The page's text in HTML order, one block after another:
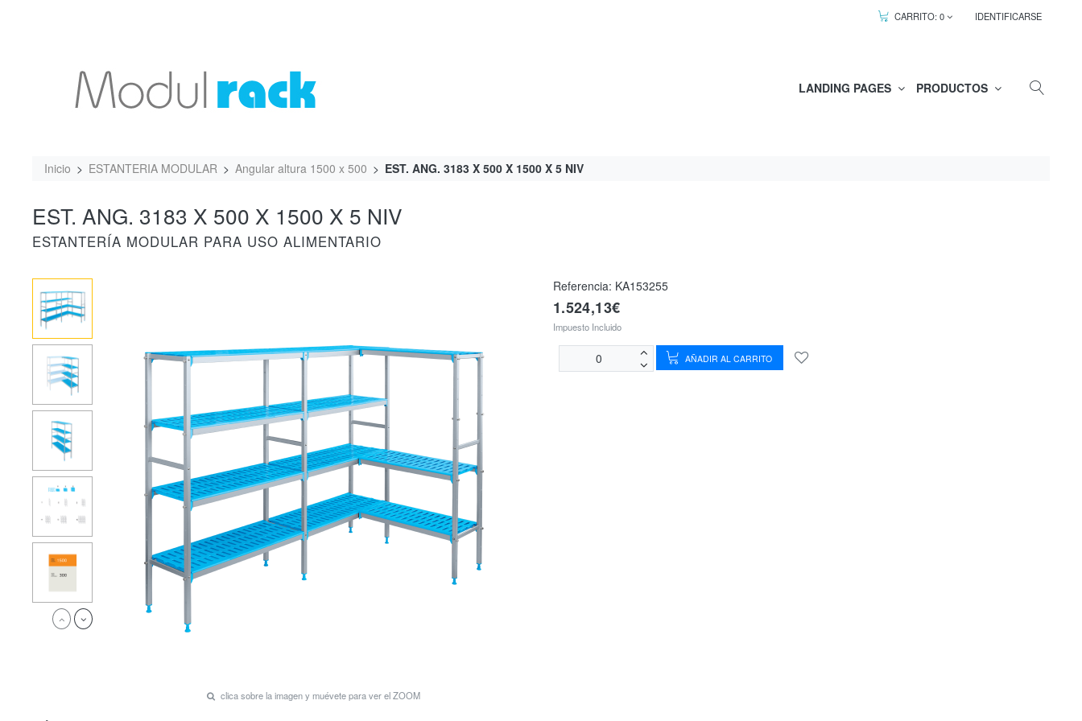
CARRITO:0 IDENTIFICARSE
LANDING PAGES PRODUCTOS
Inicio ESTANTERIA MODULAR Angular altura 1500 x 500 EST. ANG. 3183 X 500 X 1500 X 5 NIV
EST. ANG. 3183 X 500 X 1500 X 5 NIV
ESTANTERÍA MODULAR PARA USO ALIMENTARIO
clica sobre la imagen y muévete para ver el ZOOM
Referencia: KA153255
1.524,13€
Impuesto Incluido
AÑADIR AL CARRITO